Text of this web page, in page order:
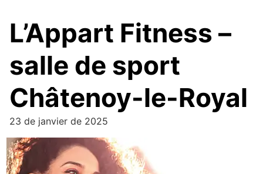
L’Appart Fitness –
salle de sport
Châtenoy-le-Royal
23 de janvier de 2025